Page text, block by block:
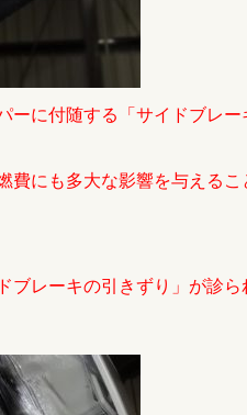
ーに付随する「サイドブレ
費にも多大な影響を与える
レーキの引きずり」が診ら